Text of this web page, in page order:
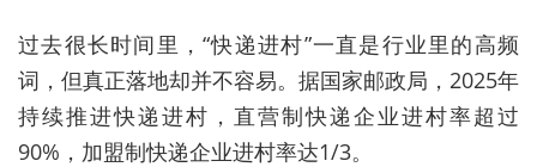
过去很长时间里，“快递进村”一直是行业里的高频
词，但真正落地却并不容易。据国家邮政局，2025年
持续推进快递进村，直营制快递企业进村率超过
90%，加盟制快递企业进村率达1/3。